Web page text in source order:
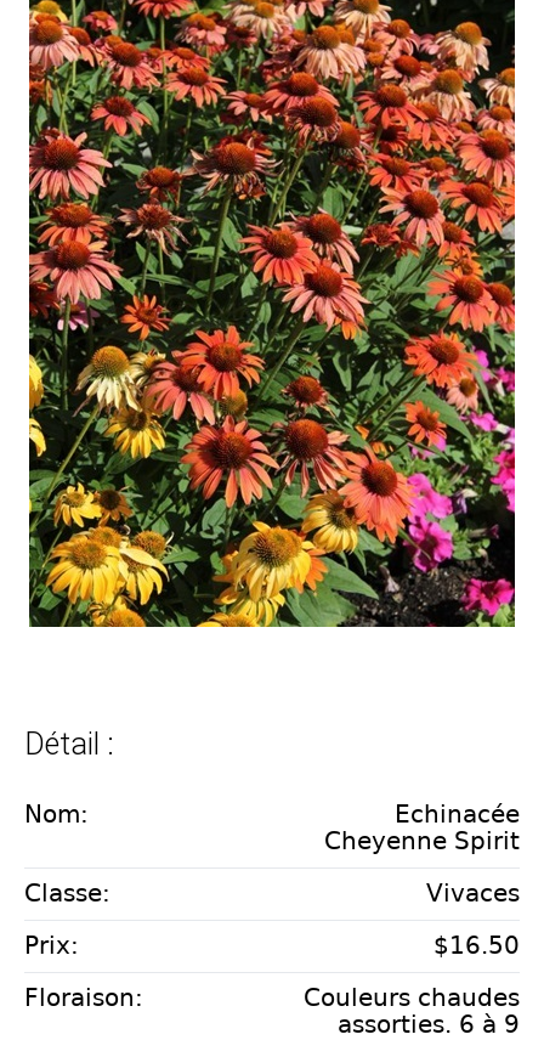
Détail :
Nom:
Echinacée
Cheyenne Spirit
Classe:
Vivaces
Prix:
$16.50
Floraison:
Couleurs chaudes
assorties. 6 à 9